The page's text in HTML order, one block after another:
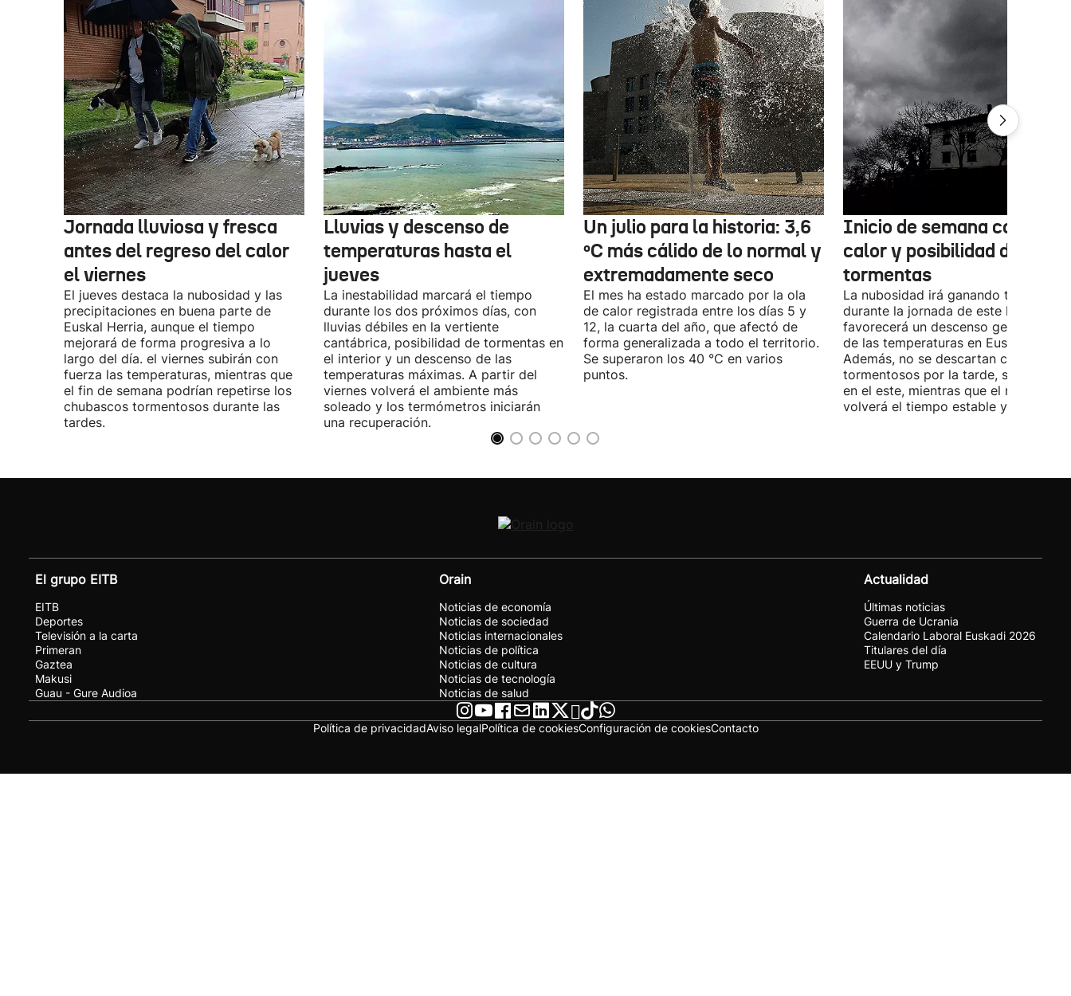
Jornada lluviosa y fresca
antes del regreso del calor
el viernes
El jueves destaca la nubosidad y las
precipitaciones en buena parte de
Euskal Herria, aunque el tiempo
mejorará de forma progresiva a lo
largo del día. el viernes subirán con
fuerza las temperaturas, mientras que
el fin de semana podrían repetirse los
chubascos tormentosos durante las
tardes.
Lluvias y descenso de
temperaturas hasta el
jueves
La inestabilidad marcará el tiempo
durante los dos próximos días, con
lluvias débiles en la vertiente
cantábrica, posibilidad de tormentas en
el interior y un descenso de las
temperaturas máximas. A partir del
viernes volverá el ambiente más
soleado y los termómetros iniciarán
una recuperación.
Un julio para la historia: 3,6
ºC más cálido de lo normal y
extremadamente seco
El mes ha estado marcado por la ola
de calor registrada entre los días 5 y
12, la cuarta del año, que afectó de
forma generalizada a todo el territorio.
Se superaron los 40 °C en varios
puntos.
Inicio de semana con
calor y posibilidad de
tormentas
La nubosidad irá ganando terreno
durante la jornada de este lunes y
favorecerá un descenso generalizado
de las temperaturas en Euskal Herria.
Además, no se descartan chubascos
tormentosos por la tarde, sobre todo
en el este, mientras que el martes
volverá el tiempo estable y el calor.
El grupo EITB
EITB
Deportes
Televisión a la carta
Primeran
Gaztea
Makusi
Guau - Gure Audioa
Orain
Noticias de economía
Noticias de sociedad
Noticias internacionales
Noticias de política
Noticias de cultura
Noticias de tecnología
Noticias de salud
Actualidad
Últimas noticias
Guerra de Ucrania
Calendario Laboral Euskadi 2026
Titulares del día
EEUU y Trump
Política de privacidadAviso legalPolítica de cookiesConfiguración de cookiesContacto